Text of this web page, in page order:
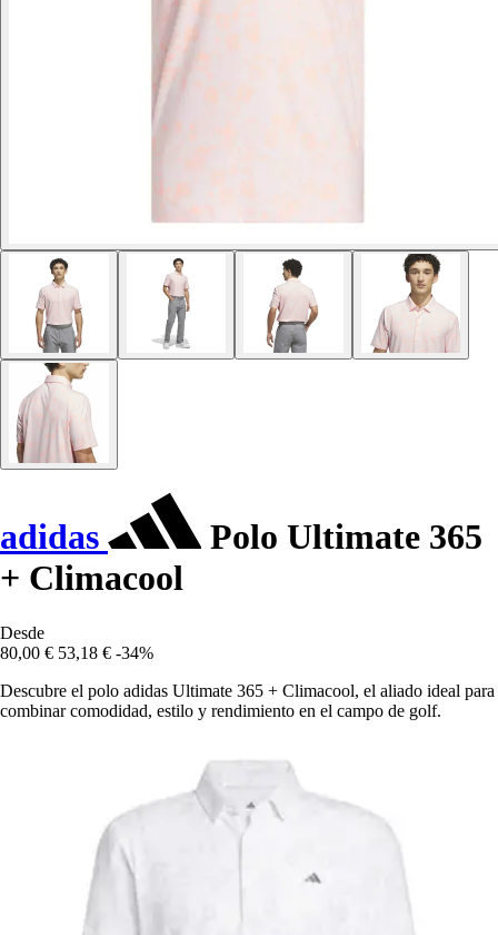
adidas
Polo Ultimate 365
+ Climacool
Desde
80,00 € 53,18 € -34%
Descubre el polo adidas Ultimate 365 + Climacool, el aliado ideal para
combinar comodidad, estilo y rendimiento en el campo de golf.